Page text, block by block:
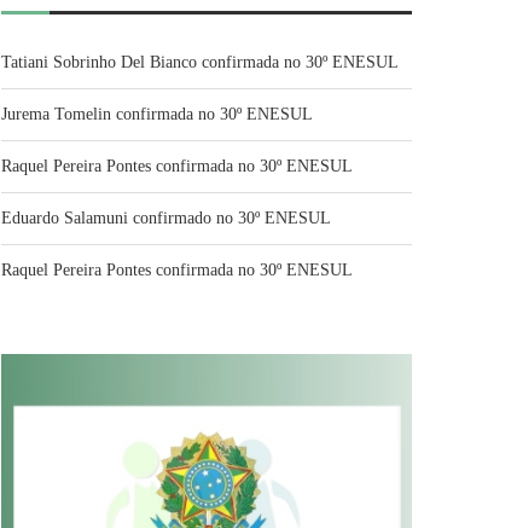
Tatiani Sobrinho Del Bianco confirmada no 30º ENESUL
Jurema Tomelin confirmada no 30º ENESUL
Raquel Pereira Pontes confirmada no 30º ENESUL
Eduardo Salamuni confirmado no 30º ENESUL
Raquel Pereira Pontes confirmada no 30º ENESUL